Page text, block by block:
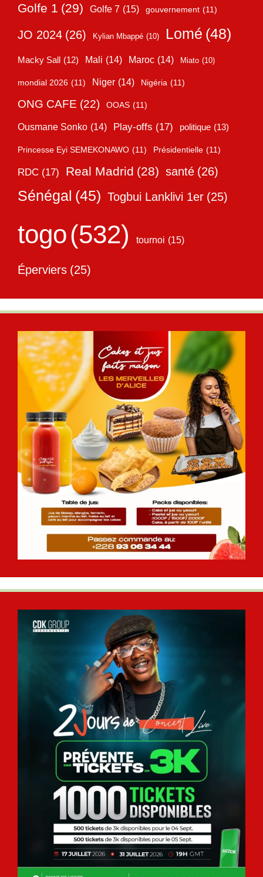
Golfe 1 (29) Golfe 7 (15) gouvernement (11)
JO 2024 (26) Kylian Mbappé (10) Lomé (48)
Macky Sall (12) Mali (14) Maroc (14) Miato (10)
mondial 2026 (11) Niger (14) Nigéria (11)
ONG CAFE (22) OOAS (11)
Ousmane Sonko (14) Play-offs (17) politique (13)
Princesse Eyi SEMEKONAWO (11) Présidentielle (11)
RDC (17) Real Madrid (28) santé (26)
Sénégal (45) Togbui Lanklivi 1er (25)
togo(532) tournoi (15)
Éperviers (25)